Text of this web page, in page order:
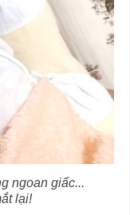
ngoan giấc...
lại!